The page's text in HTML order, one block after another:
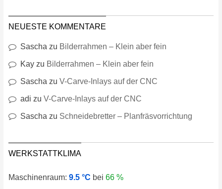
NEUESTE KOMMENTARE
Saschazu Bilderrahmen – Klein aber fein
Kayzu Bilderrahmen – Klein aber fein
Sascha zu V-Carve-Inlays auf der CNC
adi zu V-Carve-Inlays auf der CNC
Sascha zu Schneidebretter – Planfräsvorrichtung
WERKSTATTKLIMA
Maschinenraum: 9.5 °C bei 66 %